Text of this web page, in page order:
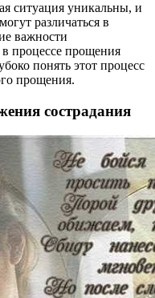
ситуация уникальны, и
различаться в
важности
процессе прощения
понять этот процесс
прощения.
сострадания